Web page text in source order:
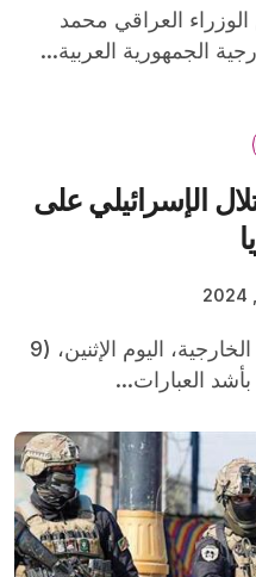
الجمهورية العربية...
الإسرائيلي على